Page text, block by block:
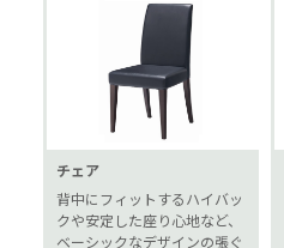
チェア
背中にフィットするハイバッ
クや安定した座り心地など、
ベーシックなデザインの張ぐ